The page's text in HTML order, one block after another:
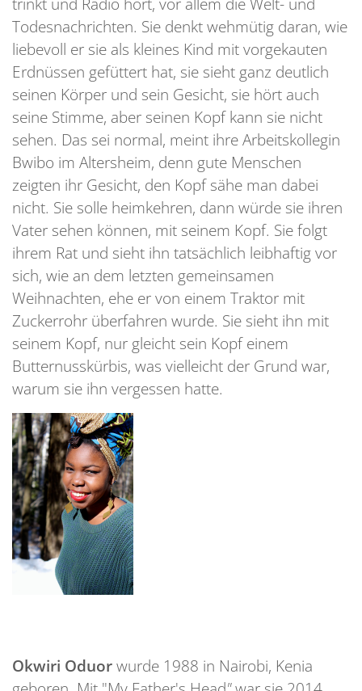
Todesnachrichten. Sie denkt wehmütig daran, wie
liebevoll er sie als kleines Kind mit vorgekauten
Erdnüssen gefüttert hat, sie sieht ganz deutlich
seinen Körper und sein Gesicht, sie hört auch
seine Stimme, aber seinen Kopf kann sie nicht
sehen. Das sei normal, meint ihre Arbeitskollegin
Bwibo im Altersheim, denn gute Menschen
zeigten ihr Gesicht, den Kopf sähe man dabei
nicht. Sie solle heimkehren, dann würde sie ihren
Vater sehen können, mit seinem Kopf. Sie folgt
ihrem Rat und sieht ihn tatsächlich leibhaftig vor
sich, wie an dem letzten gemeinsamen
Weihnachten, ehe er von einem Traktor mit
Zuckerrohr überfahren wurde. Sie sieht ihn mit
seinem Kopf, nur gleicht sein Kopf einem
Butternusskürbis, was vielleicht der Grund war,
warum sie ihn vergessen hatte.
Okwiri Oduorwurde 1988 in Nairobi, Kenia